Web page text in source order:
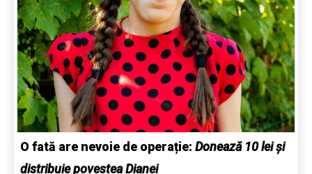
O fată are nevoie de operație: Donează 10 lei și
distribuie povestea Dianei